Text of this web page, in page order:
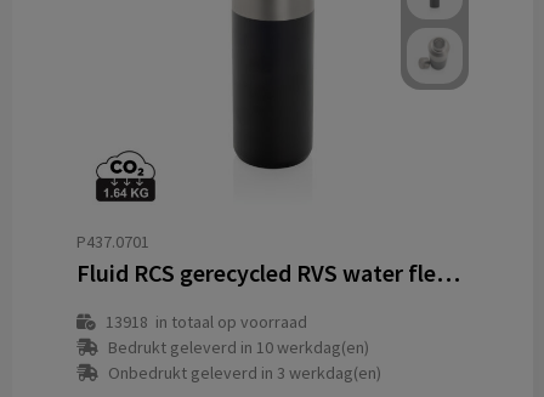
P437.0701
Fluid RCS gerecycled RVS water fles 600ML
13918 in totaal op voorraad
Bedrukt geleverd in 10 werkdag(en)
Onbedrukt geleverd in 3 werkdag(en)